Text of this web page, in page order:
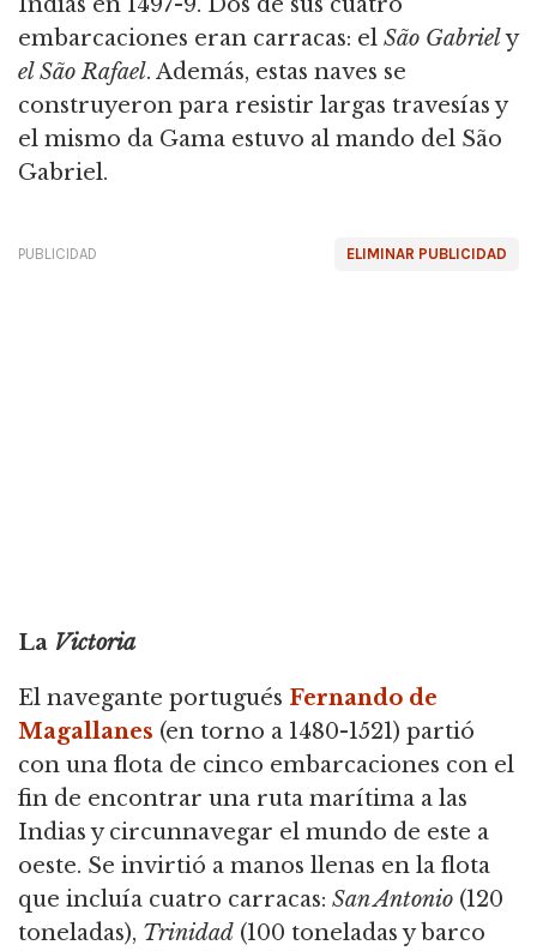
embarcaciones eran carracas: el São Gabriely
el São Rafael. Además, estas naves se
construyeron para resistir largas travesías y
el mismo da Gama estuvo al mando del São
Gabriel.
ELIMINAR PUBLICIDAD
PUBLICIDAD
La Victoria
El navegante portugués Fernando de
Magallanes (en torno a 1480-1521) partió
con una flota de cinco embarcaciones con el
fin de encontrar una ruta marítima a las
Indias y circunnavegar el mundo de este a
oeste. Se invirtió a manos llenas en la flota
que incluía cuatro carracas: San Antonio (120
toneladas), Trinidad (100 toneladas y barco